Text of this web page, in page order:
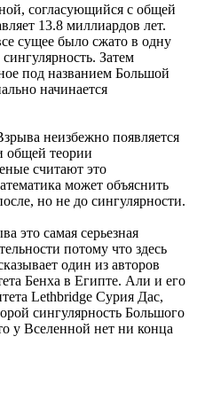
согласующийся с общей
13.8 миллиардов лет.
сущее было сжато в одну
Затем
под названием Большой
начинается
неизбежно появляется
общей теории
считают это
может объяснить
но не до сингулярности.
это самая серьезная
потому что здесь
один из авторов
Бенха в Египте. Али и его
Lethbridge Сурия Дас,
сингулярность Большого
у Вселенной нет ни конца